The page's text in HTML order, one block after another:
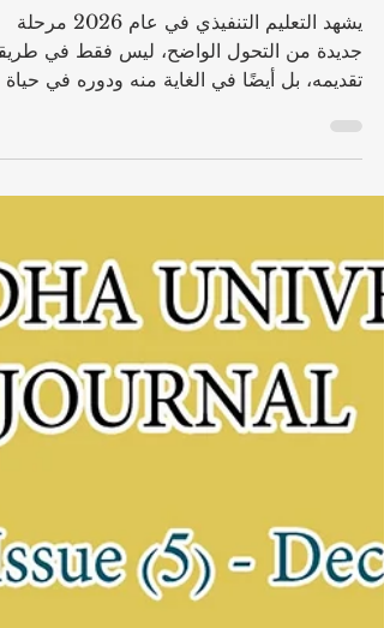
2026: ما الذي يتغير ولماذا
يهم؟
جديدة من التحول الواضح، ليس فقط في
تقديمه، بل أيضًا في الغاية منه ودوره في حياة
المهنيين وصنّاع القرار. فالتعليم التنفيذي لم
بعد سنوات طويلة من الخبرة، بل أصبح جزءًا
التطور المهني المستمر في عالم سريع التغير،
تتبدل فيه المهارات المطلوبة بوتيرة أعلى من
السابق، وتزداد فيه الحاجة إلى الفهم العملي
والرؤية الدولية والقدرة على التكيف. في هذا
السياق، تبرز أهمية المؤسسات التي تقدم مسا